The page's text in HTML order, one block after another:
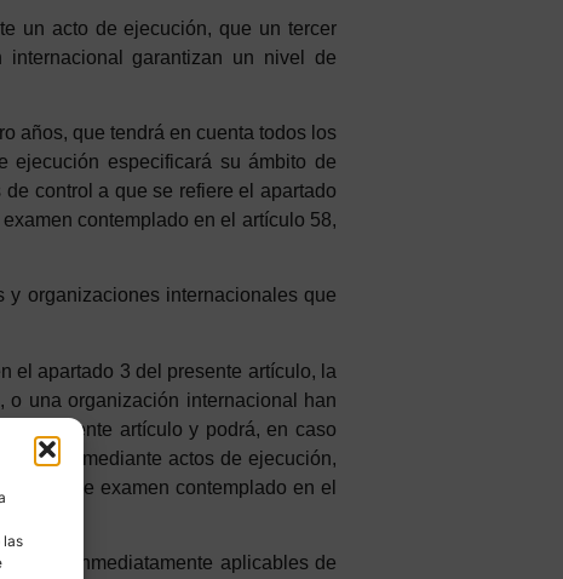
las
un acto de ejecución, que un tercer
garantizan un nivel de
años, que tendrá en cuenta todos los
ejecución especificará su ámbito de
control a que se refiere el apartado
contemplado en el artículo 58,
y organizaciones internacionalesque
apartado 3 del presente artículo, la
una organización internacional han
presente artículo y podrá, en caso
mediante actos de ejecución,
de examen contemplado en el
inmediatamente aplicables de